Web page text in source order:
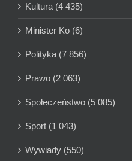
Kultura (4 435)
Minister Ko (6)
Polityka (7 856)
Prawo (2 063)
Społeczeństwo (5 085)
Sport (1 043)
Wywiady (550)